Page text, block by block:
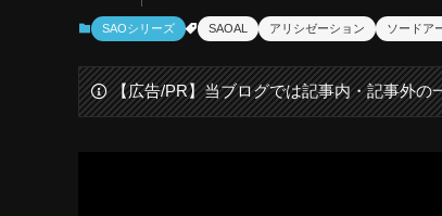
SAOシリーズ SAOAL アリシゼーション ソードア
【広告/PR】当ブログでは記事内・記事外